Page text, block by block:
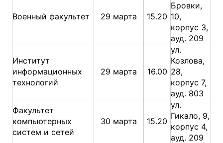
Военный факультет 29 марта 15.20
Бровки,
10,
корпус 3,
ауд. 209
Институт
информационных
технологий
29 марта 16.00
ул.
Козлова,
28,
корпус 7,
ауд. 803
Факультет
компьютерных
систем и сетей
30 марта 15.20
ул.
Гикало, 9,
корпус 4,
ауд. 209